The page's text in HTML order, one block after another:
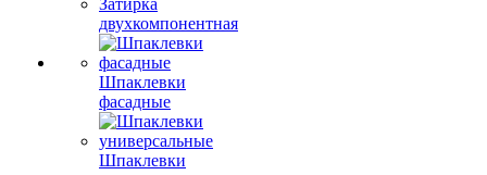
Затирка
двухкомпонентная
Шпаклевки
фасадные
Шпаклевки